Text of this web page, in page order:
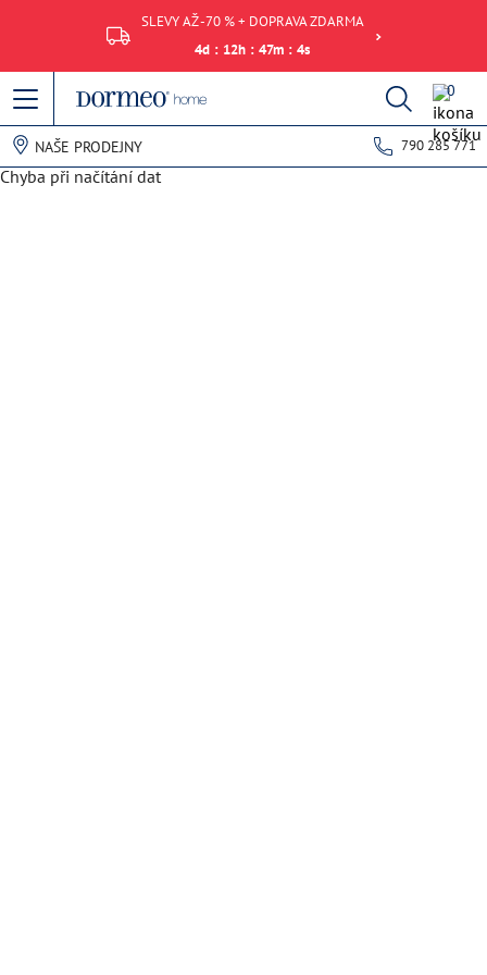
SLEVY AŽ -70 % + DOPRAVA ZDARMA
4d : 12h : 47m : 4s
0
NAŠE PRODEJNY 790 285 771
Chyba při načítání dat